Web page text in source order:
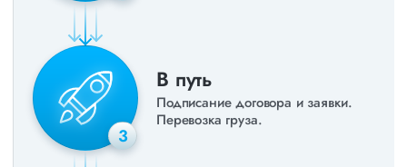
3
В путь
Подписание договора и заявки.
Перевозка груза.